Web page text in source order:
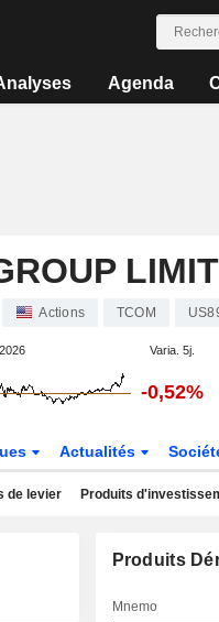
Agenda
Actions TCOM
Varia. 5j.
-0,52%
Actualités
de levier Produits
Produits
Mnemo